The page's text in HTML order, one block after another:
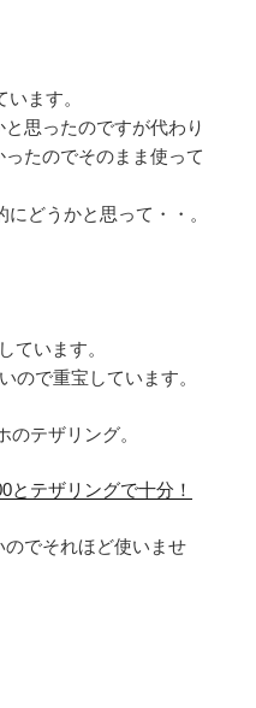
ます。
思ったのですが代わり
たのでそのまま使って
どうかと思って・・。
ています。
ので重宝しています。
テザリング。
とテザリングで十分！
でそれほど使いませ